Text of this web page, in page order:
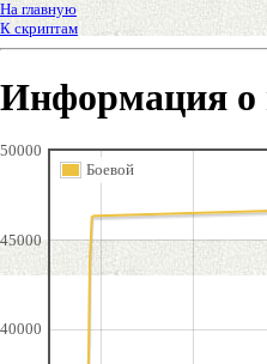
На главную
К скриптам
Информация о
40000
45000
50000
Боевой